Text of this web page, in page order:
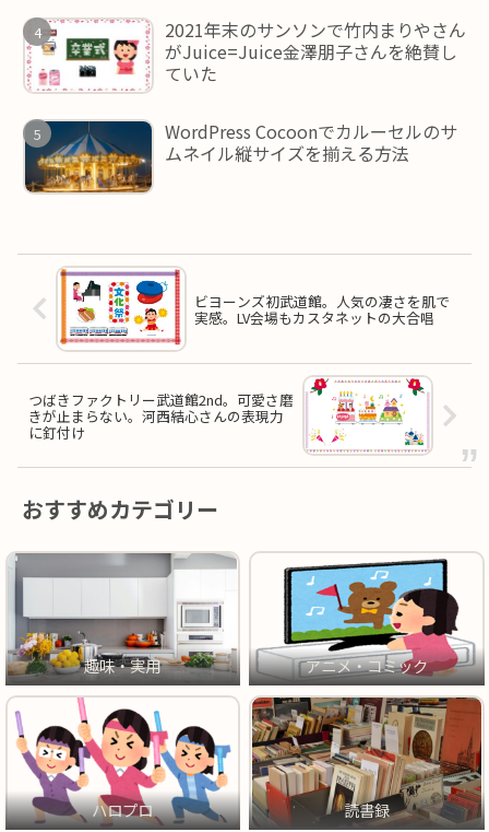
2021年末のサンソンで竹内まりやさん
がJuice=Juice金澤朋子さんを絶賛し
ていた
WordPress Cocoonでカルーセルのサ
ムネイル縦サイズを揃える方法
ビヨーンズ初武道館。人気の凄さを肌で
実感。LV会場もカスタネットの大合唱
つばきファクトリー武道館2nd。可愛さ磨
きが止まらない。河西結心さんの表現力
に釘付け
おすすめカテゴリー
趣味・実用 アニメ・コミック
ハロプロ 読書録